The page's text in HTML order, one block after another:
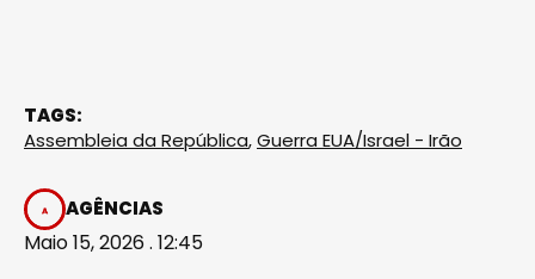
TAGS:
Assembleia da República,Guerra EUA/Israel - Irão
AGÊNCIAS
Maio 15, 2026 . 12:45